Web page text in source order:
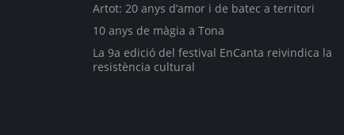
Artot: 20 anys d’amor i de batec a territori
10 anys de màgia a Tona
La 9a edició del festival EnCanta reivindica la
resistència cultural